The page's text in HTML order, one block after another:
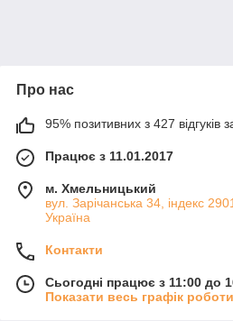
Про нас
95% позитивних з 427 відгуків
Працює з 11.01.2017
м. Хмельницький
вул. Зарічанська 34, індекс
Україна
Контакти
Сьогодні працює з 11:00 до
Показати весь графік роботи